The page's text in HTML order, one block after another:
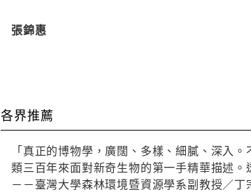
張錦惠
各界推薦
「真正的博物學，廣闊、多樣、細膩、深入
類三百年來面對新奇生物的第一手精華描述
－－臺灣大學森林環境暨資源學系副教授／丁